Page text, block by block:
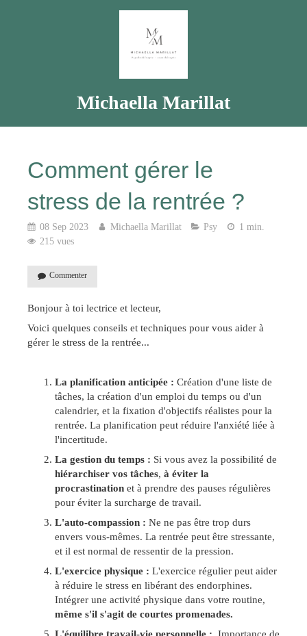
Michaella Marillat
Comment gérer le
stress de la rentrée ?
08 Sep 2023 Michaella Marillat Psy
1 min.
215 vues
Commenter
Bonjour à toi lectrice et lecteur,
Voici quelques conseils et techniques pour vous aider à
gérer le stress de la rentrée...
La planification anticipée : Création d'une liste de
tâches, la création d'un emploi du temps ou d'un
calendrier, et la fixation d'objectifs réalistes pour la
rentrée. La planification peut réduire l'anxiété liée à
l'incertitude.
La gestion du temps : Si vous avez la possibilité de
hiérarchiser vos tâches, à éviter la
procrastination et à prendre des pauses régulières
pour éviter la surcharge de travail.
L'auto-compassion : Ne ne pas être trop durs
envers vous-mêmes. La rentrée peut être stressante,
et il est normal de ressentir de la pression.
L'exercice physique : L'exercice régulier peut aider
à réduire le stress en libérant des endorphines.
Intégrer une activité physique dans votre routine,
même s'il s'agit de courtes promenades.
L'équilibre travail-vie personnelle : Importance de